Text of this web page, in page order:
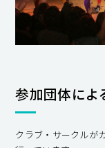
参加団体によ
クラブ・サークルが